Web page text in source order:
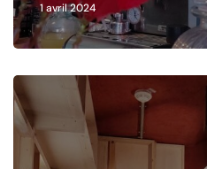
1 avril 2024